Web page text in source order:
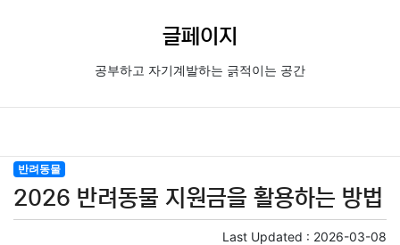
글페이지
공부하고 자기계발하는 긁적이는 공간
반려동물
2026 반려동물 지원금을 활용하는 방법
Last Updated : 2026-03-08